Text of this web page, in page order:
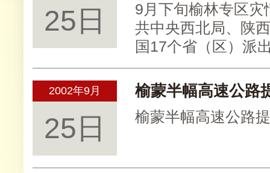
25日
9月下旬榆林专区
共中央西北局、陕
国17个省（区）派
2002年9月
25日
榆蒙半幅高速公路
榆蒙半幅高速公路